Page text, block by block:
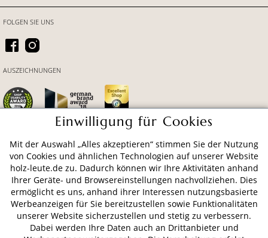
ZAHLUNGSARTEN
VERSAND
FOLGEN SIE UNS
AUSZEICHNUNGEN
Einwilligung für Cookies
Mit der Auswahl „Alles akzeptieren“ stimmen Sie der Nutzung
von Cookies und ähnlichen Technologien auf unserer Website
holz-leute.de zu. Dadurch können wir Ihre Aktivitäten anhand
Ihrer Geräte- und Browsereinstellungen nachvollziehen. Dies
ermöglicht es uns, anhand ihrer Interessen nutzungsbasierte
Werbeanzeigen für Sie bereitzustellen sowie Funktionalitäten
unserer Website sicherzustellen und stetig zu verbessern.
Dabei werden Ihre Daten auch an Drittanbieter und